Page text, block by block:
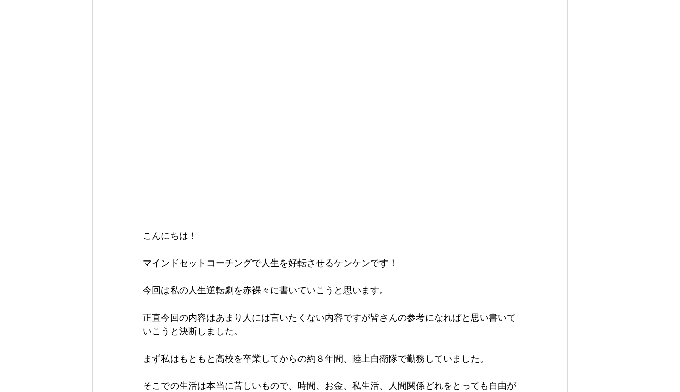
こんにちは！
マインドセットコーチングで人生を好転させるケンケンです！
今回は私の人生逆転劇を赤裸々に書いていこうと思います。
正直今回の内容はあまり人には言いたくない内容ですが皆さんの参考になればと思い書いて
いこうと決断しました。
まず私はもともと高校を卒業してからの約８年間、陸上自衛隊で勤務していました。
そこでの生活は本当に苦しいもので、時間、お金、私生活、人間関係どれをとっても自由が